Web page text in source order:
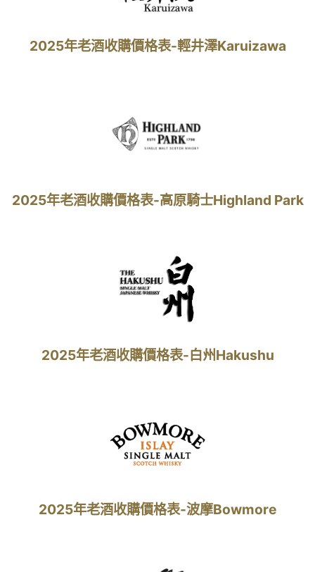
2025年老酒收購價格表-輕井澤Karuizawa
2025年老酒收購價格表-高原騎士Highland Park
2025年老酒收購價格表-白州Hakushu
2025年老酒收購價格表-波摩Bowmore